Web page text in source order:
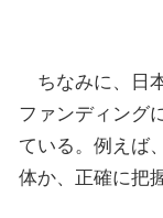
ちなみに、日
ファンディング
ている。例えば
体か、正確に把